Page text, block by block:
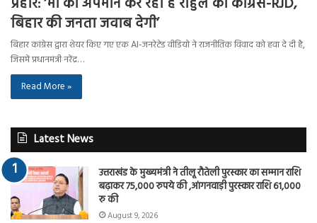
बिहार की जनता जवाब देगी’
बिहार कांग्रेस द्वारा शेयर किए गए एक AI-जनरेटेड वीडियो ने राजनीतिक विवाद को हवा दे दी है,
जिसमें प्रधानमंत्री नरेंद्र…
Read More »
Latest News
उत्तराखंड के मुख्यमंत्री ने तीलू रौतेली पुरस्कार का सम्मान राशि
बढ़ाकर 75,000 रुपये की ,आंगनवाड़ी पुरस्कार राशि 61,000
रु की
August 9, 2026